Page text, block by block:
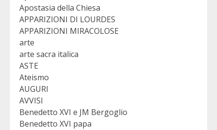
Apostasia della Chiesa
APPARIZIONI DI LOURDES
APPARIZIONI MIRACOLOSE
arte
arte sacra italica
ASTE
Ateismo
AUGURI
AVVISI
Benedetto XVI e JM Bergoglio
Benedetto XVI papa